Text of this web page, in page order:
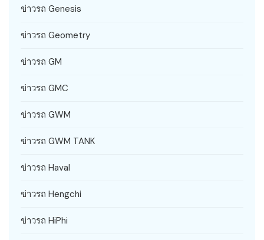
ข่าวรถ Genesis
ข่าวรถ Geometry
ข่าวรถ GM
ข่าวรถ GMC
ข่าวรถ GWM
ข่าวรถ GWM TANK
ข่าวรถ Haval
ข่าวรถ Hengchi
ข่าวรถ HiPhi